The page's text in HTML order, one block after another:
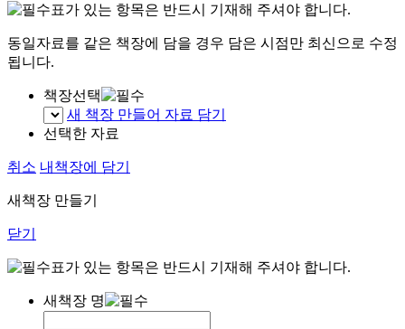
표가 있는 항목은 반드시 기재해 주셔야 합니다.
동일자료를 같은 책장에 담을 경우 담은 시점만 최신으로 수정
됩니다.
책장선택
새 책장 만들어 자료 담기
선택한 자료
취소 내책장에 담기
새책장 만들기
닫기
표가 있는 항목은 반드시 기재해 주셔야 합니다.
새책장 명